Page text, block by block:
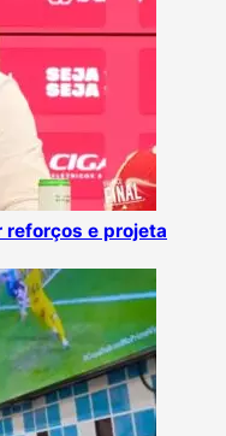
reforços e projeta